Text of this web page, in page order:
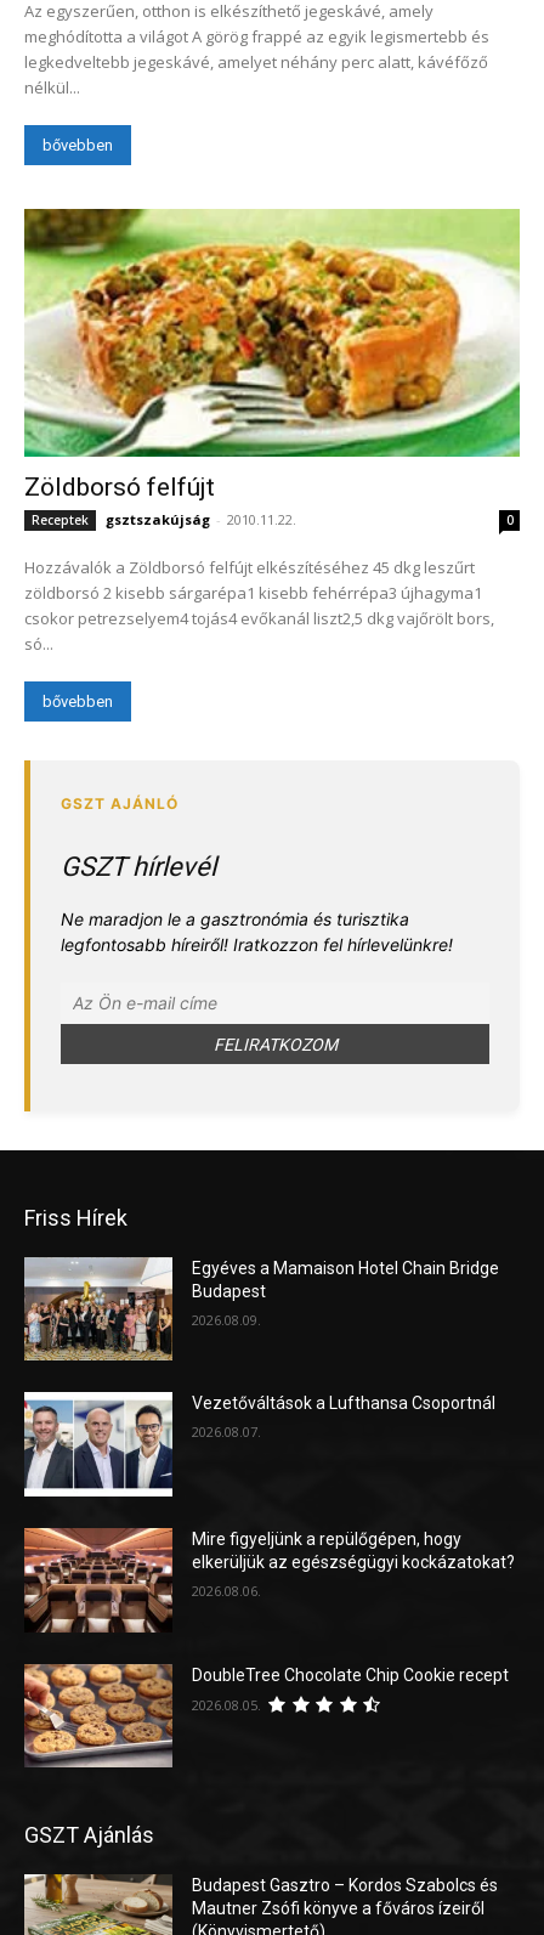
Az egyszerűen, otthon is elkészíthető jegeskávé, amely
meghódította a világot A görög frappé az egyik legismertebb és
legkedveltebb jegeskávé, amelyet néhány perc alatt, kávéfőző
nélkül...
bővebben
Zöldborsó felfújt
Receptek gsztszakújság - 2010.11.22. 0
Hozzávalók a Zöldborsó felfújt elkészítéséhez 45 dkg leszűrt
zöldborsó 2 kisebb sárgarépa1 kisebb fehérrépa3 újhagyma1
csokor petrezselyem4 tojás4 evőkanál liszt2,5 dkg vajőrölt bors,
só...
bővebben
GSZT hírlevél
Ne maradjon le a gasztronómia és turisztika
legfontosabb híreiről! Iratkozzon fel hírlevelünkre!
Friss Hírek
Egyéves a Mamaison Hotel Chain Bridge
Budapest
2026.08.09.
Vezetőváltások a Lufthansa Csoportnál
2026.08.07.
Mire figyeljünk a repülőgépen, hogy
elkerüljük az egészségügyi kockázatokat?
2026.08.06.
DoubleTree Chocolate Chip Cookie recept
2026.08.05.
GSZT Ajánlás
Budapest Gasztro – Kordos Szabolcs és
Mautner Zsófi könyve a főváros ízeiről